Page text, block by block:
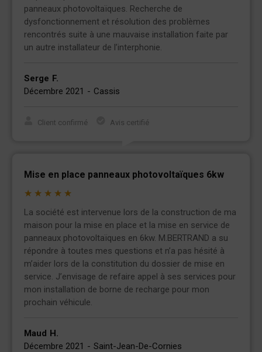
panneaux photovoltaïques. Recherche de
dysfonctionnement et résolution des problèmes
rencontrés suite à une mauvaise installation faite par
un autre installateur de l’interphonie.
Serge F.
Décembre 2021 - Cassis
Client confirmé Avis certifié
Mise en place panneaux photovoltaïques 6kw
★ ★ ★ ★ ★
La société est intervenue lors de la construction de ma
maison pour la mise en place et la mise en service de
panneaux photovoltaïques en 6kw. M.BERTRAND a su
répondre à toutes mes questions et n’a pas hésité à
m’aider lors de la constitution du dossier de mise en
service. J’envisage de refaire appel à ses services pour
mon installation de borne de recharge pour mon
prochain véhicule.
Maud H.
Décembre 2021 - Saint-Jean-De-Cornies